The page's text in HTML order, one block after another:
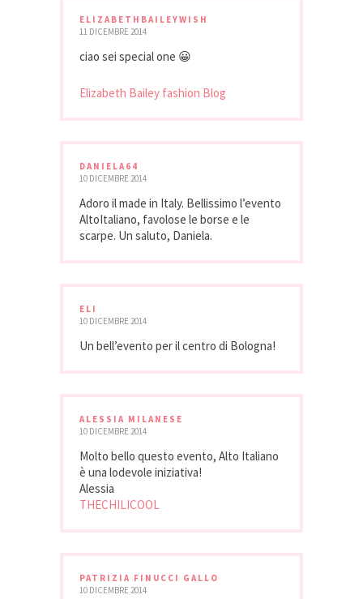
ELIZABETHBAILEYWISH
11 DICEMBRE 2014
ciao sei special one 😀
Elizabeth Bailey fashion Blog
DANIELA64
10 DICEMBRE 2014
Adoro il made in Italy. Bellissimo l’evento
AltoItaliano, favolose le borse e le
scarpe. Un saluto, Daniela.
ELI
10 DICEMBRE 2014
Un bell’evento per il centro di Bologna!
ALESSIA MILANESE
10 DICEMBRE 2014
Molto bello questo evento, Alto Italiano
è una lodevole iniziativa!
Alessia
THECHILICOOL
PATRIZIA FINUCCI GALLO
10 DICEMBRE 2014